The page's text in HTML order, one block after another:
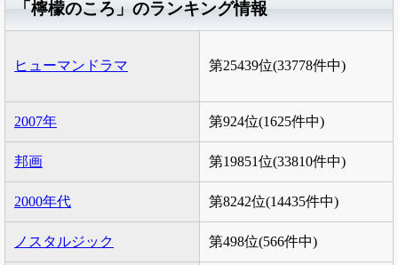
「檸檬のころ」のランキング情報
ヒューマンドラマ 第25439位(33778件中)
2007年 第924位(1625件中)
邦画 第19851位(33810件中)
2000年代 第8242位(14435件中)
ノスタルジック 第498位(566件中)